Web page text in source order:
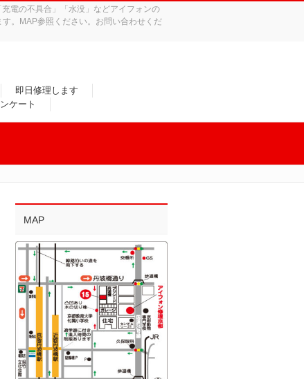
電の不具合」「水没」などアイフォンの
。MAP参照ください。お問い合わせくだ
即日修理します
ケート
MAP